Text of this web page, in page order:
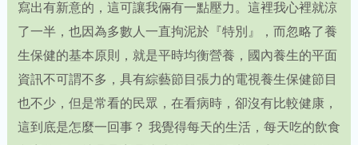
寫出有新意的，這可讓我倆有一點壓力。這裡我心裡就涼
了一半，也因為多數人一直拘泥於『特別』，而忽略了養
生保健的基本原則，就是平時均衡營養，國內養生的平面
資訊不可謂不多，具有綜藝節目張力的電視養生保健節目
也不少，但是常看的民眾，在看病時，卻沒有比較健康，
這到底是怎麼一回事？ 我覺得每天的生活，每天吃的飲食